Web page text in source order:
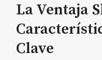
La Ventaja
Clave